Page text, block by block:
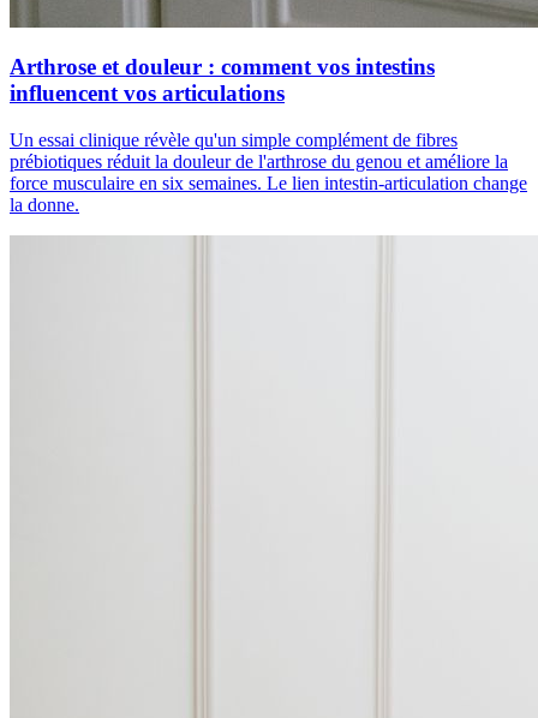
Arthrose et douleur : comment vos intestins
influencent vos articulations
Un essai clinique révèle qu'un simple complément de fibres
prébiotiques réduit la douleur de l'arthrose du genou et améliore la
force musculaire en six semaines. Le lien intestin-articulation change
la donne.